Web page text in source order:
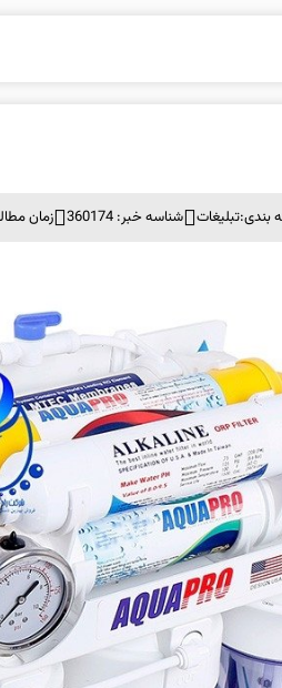
بندی:تبلیغات شناسه خبر: 360174 زمان مطالعه: